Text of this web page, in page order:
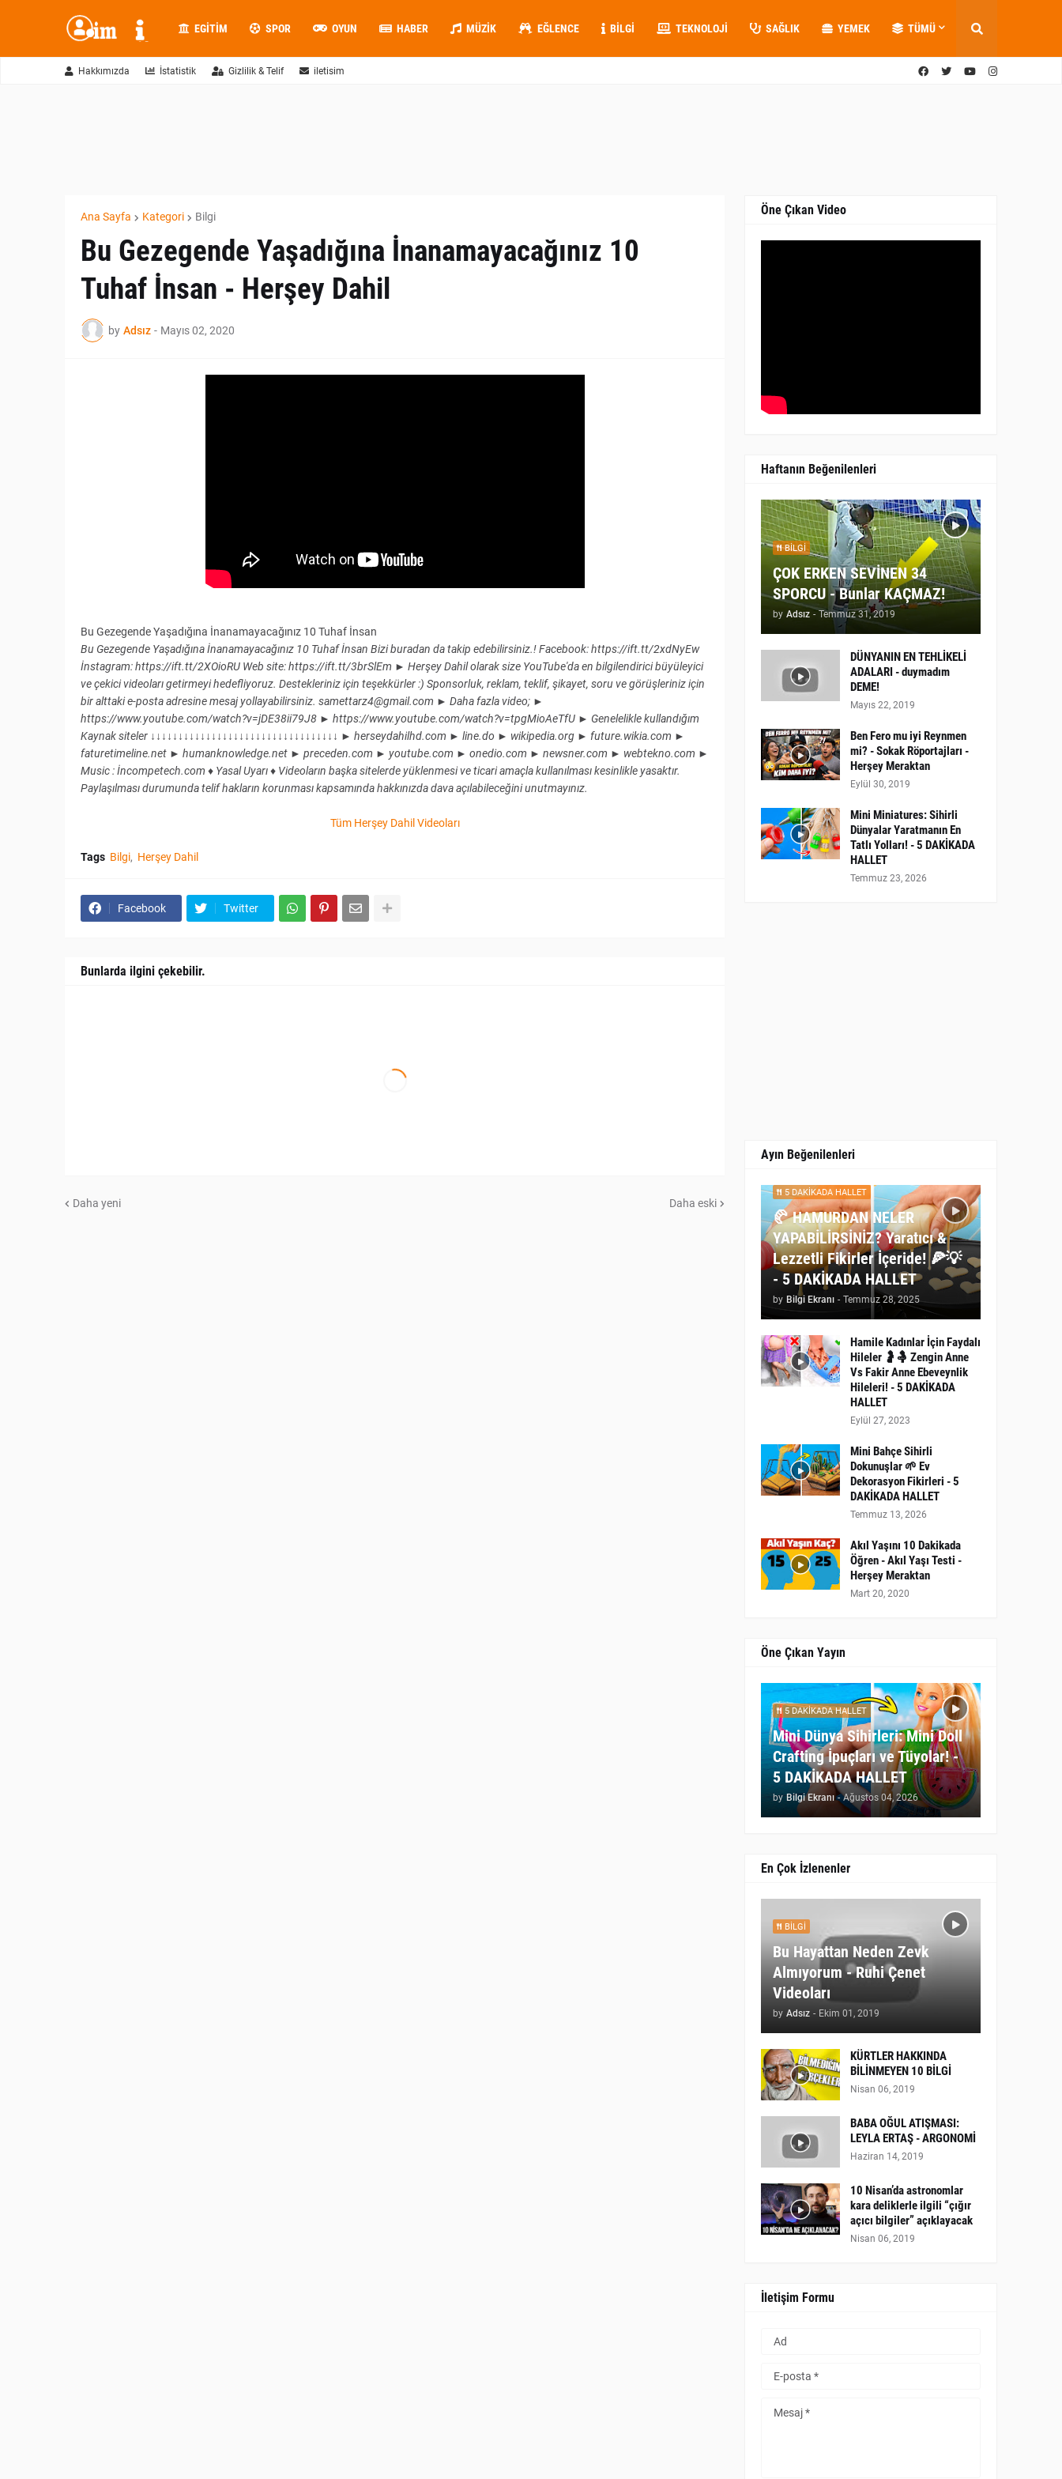
EGITIM SPOR OYUN HABER MÜZIK EĞLENCE BILGI TEKNOLOJI SAĞLIK YEMEK TÜMÜ
Hakkımızda İstatistik Gizlilik & Telif iletisim
Ana Sayfa Kategori Bilgi
Bu Gezegende Yaşadığına İnanamayacağınız 10
Tuhaf İnsan - Herşey Dahil
by Adsız - Mayıs 02, 2020
Bu Gezegende Yaşadığına İnanamayacağınız 10 Tuhaf İnsan
Bu Gezegende Yaşadığına İnanamayacağınız 10 Tuhaf İnsan Bizi buradan da takip edebilirsiniz.! Facebook: https://ift.tt/2xdNyEw
İnstagram: https://ift.tt/2XOioRU Web site: https://ift.tt/3brSlEm ► Herşey Dahil olarak size YouTube'da en bilgilendirici büyüleyici
ve çekici videoları getirmeyi hedefliyoruz. Destekleriniz için teşekkürler :) Sponsorluk, reklam, teklif, şikayet, soru ve görüşleriniz için
bir alttaki e-posta adresine mesaj yollayabilirsiniz. samettarz4@gmail.com ► Daha fazla video; ►
https://www.youtube.com/watch?v=jDE38ii79J8 ► https://www.youtube.com/watch?v=tpgMioAeTfU ► Genelelikle kullandığım
Kaynak siteler ↓↓↓↓↓↓↓↓↓↓↓↓↓↓↓↓↓↓↓↓↓↓↓↓↓↓↓↓↓↓↓↓↓↓ ► herseydahilhd.com ► line.do ► wikipedia.org ► future.wikia.com ►
faturetimeline.net ► humanknowledge.net ► preceden.com ► youtube.com ► onedio.com ► newsner.com ► webtekno.com ►
Music : İncompetech.com ♦ Yasal Uyarı ♦ Videoların başka sitelerde yüklenmesi ve ticari amaçla kullanılması kesinlikle yasaktır.
Paylaşılması durumunda telif hakların korunması kapsamında hakkınızda dava açılabileceğini unutmayınız.
Tüm Herşey Dahil Videoları
Tags Bilgi Herşey Dahil
Facebook Twitter
Bunlarda ilgini çekebilir.
Daha yeni Daha eski
Öne Çıkan Video
Haftanın Beğenilenleri
BILGI
ÇOK ERKEN SEVİNEN 34
SPORCU - Bunlar KAÇMAZ!
by Adsız - Temmuz 31, 2019
DÜNYANIN EN TEHLİKELİ
ADALARI - duymadım
DEME!
Mayıs 22, 2019
Ben Fero mu iyi Reynmen
mi? - Sokak Röportajları -
Herşey Meraktan
Eylül 30, 2019
Mini Miniatures: Sihirli
Dünyalar Yaratmanın En
Tatlı Yolları! - 5 DAKİKADA
HALLET
Temmuz 23, 2026
Ayın Beğenilenleri
5 DAKİKADA HALLET
🥐 HAMURDAN NELER
YAPABİLİRSİNİZ? Yaratıcı &
Lezzetli Fikirler İçeride! 🍕💡
- 5 DAKİKADA HALLET
by Bilgi Ekranı - Temmuz 28, 2025
Hamile Kadınlar İçin Faydalı
Hileler 🤰🤱 Zengin Anne
Vs Fakir Anne Ebeveynlik
Hileleri! - 5 DAKİKADA
HALLET
Eylül 27, 2023
Mini Bahçe Sihirli
Dokunuşlar 🌱 Ev
Dekorasyon Fikirleri - 5
DAKİKADA HALLET
Temmuz 13, 2026
Akıl Yaşını 10 Dakikada
Öğren - Akıl Yaşı Testi -
Herşey Meraktan
Mart 20, 2020
Öne Çıkan Yayın
5 DAKİKADA HALLET
Mini Dünya Sihirleri: Mini Doll
Crafting İpuçları ve Tüyolar! -
5 DAKİKADA HALLET
by Bilgi Ekranı - Ağustos 04, 2026
En Çok İzlenenler
BILGI
Bu Hayattan Neden Zevk
Almıyorum - Ruhi Çenet
Videoları
by Adsız - Ekim 01, 2019
KÜRTLER HAKKINDA
BİLİNMEYEN 10 BİLGİ
Nisan 06, 2019
BABA OĞUL ATIŞMASI:
LEYLA ERTAŞ - ARGONOMİ
Haziran 14, 2019
10 Nisan’da astronomlar
kara deliklerle ilgili “çığır
açıcı bilgiler” açıklayacak
Nisan 06, 2019
İletişim Formu